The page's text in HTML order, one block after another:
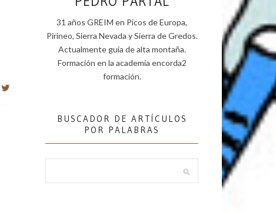
31 años GREIM en Picos de Europa,
Pirineo, Sierra Nevada y Sierra de Gredos.
Actualmente guía de alta montaña.
Formación en la academia encorda2
formación.
BUSCADOR DE ARTÍCULOS
POR PALABRAS